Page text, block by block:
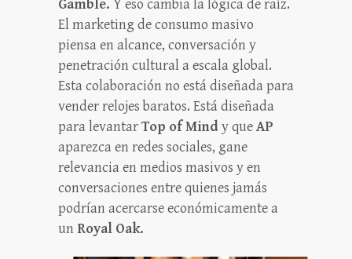
Gamble. Y eso cambia la lógica de raíz.
El marketing de consumo masivo
piensa en alcance, conversación y
penetración cultural a escala global.
Esta colaboración no está diseñada para
vender relojes baratos. Está diseñada
para levantarTop of Mindy queAP
aparezca en redes sociales, gane
relevancia en medios masivos y en
conversaciones entre quienes jamás
podrían acercarse económicamente a
un Royal Oak.